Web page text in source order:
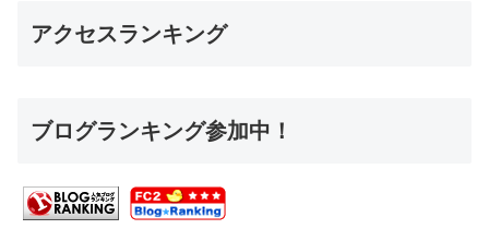
アクセスランキング
ブログランキング参加中！